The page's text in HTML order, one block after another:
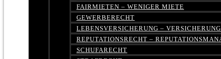
FAIRMIETEN – WENIGER MIETE
GEWERBERECHT
LEBENSVERSICHERUNG –
REPUTATIONSRECHT –
SCHUFARECHT